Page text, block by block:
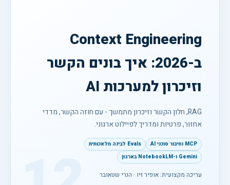
Context Engineering
ב-2026: איך בונים הקשר
וזיכרון למערכות AI
RAG, חלון הקשר וזיכרון מתמשך - עם חוזה הקשר, מדדי
אחזור, פרטיות ומדריך לפיילוט ארגוני.
MCP וחיבור סוכני AI
Evals לבינה מלאכותית
Gemini ו-NotebookLM בארגון
עריכה מקצועית: אופיר זיו · הנרי שטאובר